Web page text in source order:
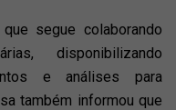
segue colaborando
disponibilizando
e análises para
também informou que